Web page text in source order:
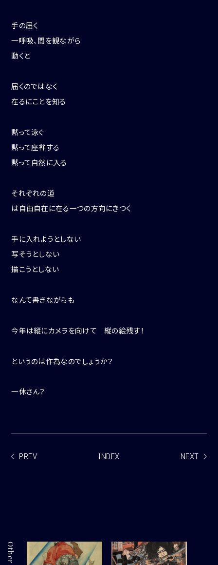
手の届く
一呼吸、間を観ながら
動くと
届くのではなく
在るにことを知る
黙って泳ぐ
黙って座禅する
黙って自然に入る
それぞれの道
は自由自在に在る一つの方向にきつく
手に入れようとしない
写そうとしない
描こうとしない
なんて書きながらも
今年は縦にカメラを向けて 縦の絵残す！
というのは作為なのでしょうか？
一休さん？
PREV NEXT
INDEX